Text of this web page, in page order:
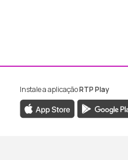
RTP Madeira
da RTP Madeira
Instale a aplicaçãoRTP Play